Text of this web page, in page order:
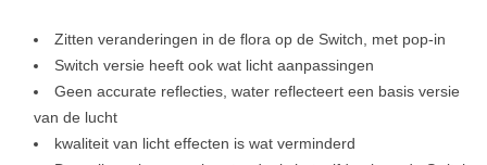
Zitten veranderingen in de flora op de Switch, met pop-in
Switch versie heeft ook wat licht aanpassingen
Geen accurate reflecties, water reflecteert een basis versie
van de lucht
kwaliteit van licht effecten is wat verminderd